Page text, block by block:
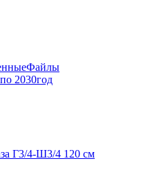
Г3/4-Ш3/4 120 см